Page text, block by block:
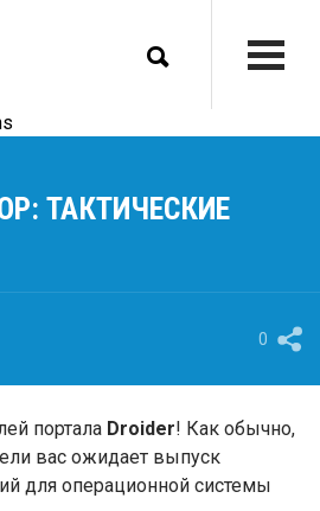
ТАКТИЧЕСКИЕ
0
портала Droider! Как обычно,
вас ожидает выпуск
для операционной системы